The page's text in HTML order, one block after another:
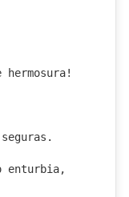
enturbia,